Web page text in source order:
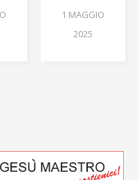
1 MAGGIO
2025